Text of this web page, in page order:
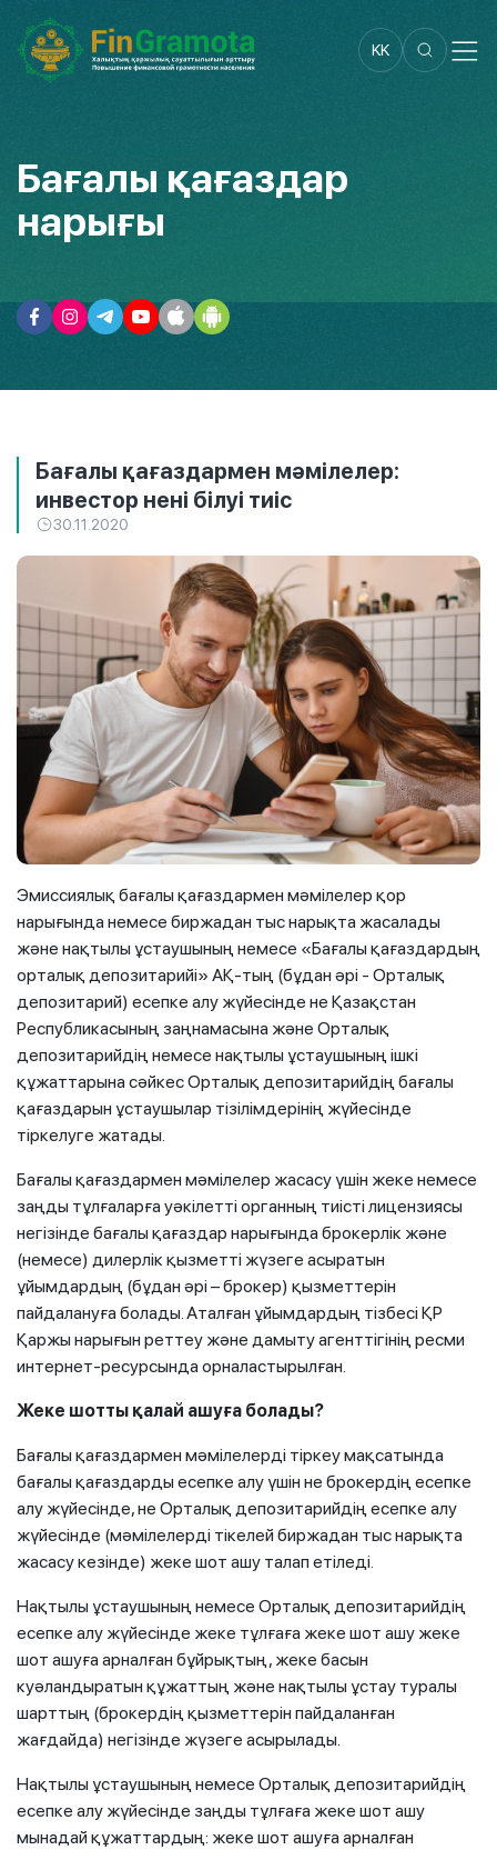
KK
Бағалы қағаздар
нарығы
Бағалы қағаздармен мәмілелер:
инвестор нені білуі тиіс
30.11.2020
Эмиссиялық бағалы қағаздармен мәмілелер қор
нарығында немесе биржадан тыс нарықта жасалады
және нақтылы ұстаушының немесе «Бағалы қағаздардың
орталық депозитарийі» АҚ-тың (бұдан әрі - Орталық
депозитарий) есепке алу жүйесінде не Қазақстан
Республикасының заңнамасына және Орталық
депозитарийдің немесе нақтылы ұстаушының ішкі
құжаттарына сәйкес Орталық депозитарийдің бағалы
қағаздарын ұстаушылар тізілімдерінің жүйесінде
тіркелуге жатады.
Бағалы қағаздармен мәмілелер жасасу үшін жеке немесе
заңды тұлғаларға уәкілетті органның тиісті лицензиясы
негізінде бағалы қағаздар нарығында брокерлік және
(немесе) дилерлік қызметті жүзеге асыратын
ұйымдардың (бұдан әрі – брокер) қызметтерін
пайдалануға болады. Аталған ұйымдардың тізбесі ҚР
Қаржы нарығын реттеу және дамыту агенттігінің ресми
интернет-ресурсында орналастырылған.
Жеке шотты қалай ашуға болады?
Бағалы қағаздармен мәмілелерді тіркеу мақсатында
бағалы қағаздарды есепке алу үшін не брокердің есепке
алу жүйесінде, не Орталық депозитарийдің есепке алу
жүйесінде (мәмілелерді тікелей биржадан тыс нарықта
жасасу кезінде) жеке шот ашу талап етіледі.
Нақтылы ұстаушының немесе Орталық депозитарийдің
есепке алу жүйесінде жеке тұлғаға жеке шот ашу жеке
шот ашуға арналған бұйрықтың, жеке басын
куәландыратын құжаттың және нақтылы ұстау туралы
шарттың (брокердің қызметтерін пайдаланған
жағдайда) негізінде жүзеге асырылады.
Нақтылы ұстаушының немесе Орталық депозитарийдің
есепке алу жүйесінде заңды тұлғаға жеке шот ашу
мынадай құжаттардың: жеке шот ашуға арналған